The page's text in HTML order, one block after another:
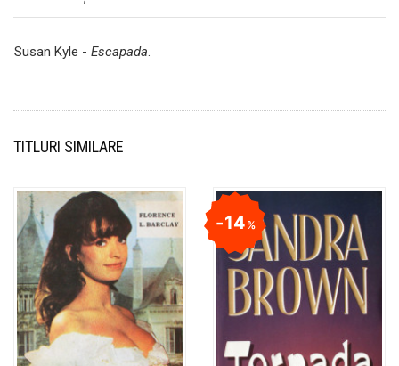
Susan Kyle - Escapada.
TITLURI SIMILARE
14%